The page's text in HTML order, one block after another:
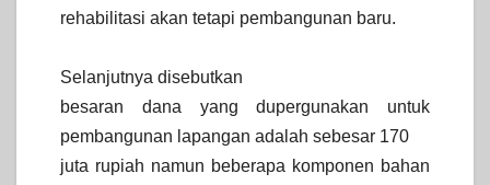
rehabilitasi akan tetapi pembangunan baru.
Selanjutnya disebutkan
besaran dana yang dupergunakan untuk
pembangunan lapangan adalah sebesar 170
juta rupiah namun beberapa komponen bahan